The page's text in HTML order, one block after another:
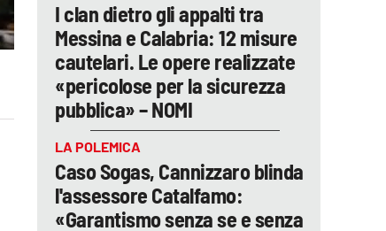
I clan dietro gli appalti tra
Messina e Calabria: 12 misure
cautelari. Le opere realizzate
«pericolose per la sicurezza
pubblica» – NOMI
LA POLEMICA
Caso Sogas, Cannizzaro blinda
l'assessore Catalfamo:
«Garantismo senza se e senza